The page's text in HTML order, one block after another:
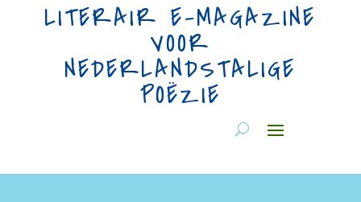
LITERAIR E-MAGAZINE
VOOR
NEDERLANDSTALIGE
POËZIE